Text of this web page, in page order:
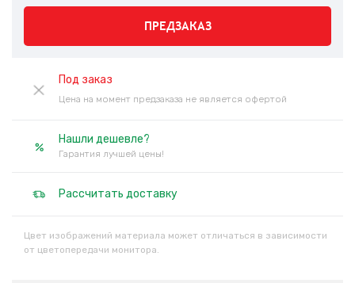
ПРЕДЗАКАЗ
Под заказ
Цена на момент предзаказа не является офертой
Нашли дешевле?
Гарантия лучшей цены!
Рассчитать доставку
Цвет изображений материала может отличаться в зависимости
от цветопередачи монитора.